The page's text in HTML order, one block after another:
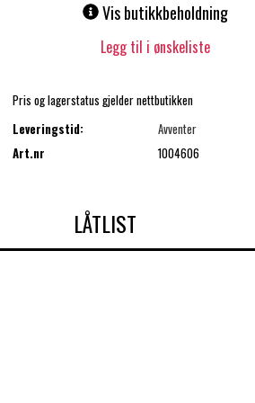
Vis butikkbeholdning
Legg til i ønskeliste
Pris og lagerstatus gjelder nettbutikken
Leveringstid:
Avventer
Art.nr
1004606
LÅTLIST